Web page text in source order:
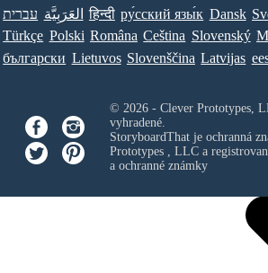
עברית العَرَبِيَّة हिन्दी ру́сский язы́к Dansk
Türkçe Polski Româna Ceština Slovenský
български Lietuvos Slovenščina Latvijas
© 2026 - Clever Prototypes,
vyhradené.
StoryboardThat je ochranná
Prototypes , LLCa
a ochranné známky